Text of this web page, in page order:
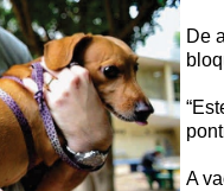
De
A